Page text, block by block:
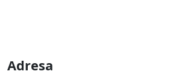
Adresa